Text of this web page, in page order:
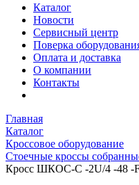
Каталог
Новости
Сервисный центр
Поверка
Оплата и доставка
О компании
Контакты
Главная
Каталог
Кроссовое оборудование
Стоечные кроссы
Кросс ШКОС-С -2U/4 -48 -